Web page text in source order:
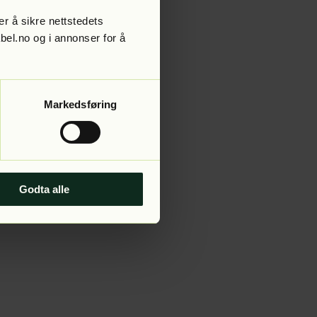
å sikre nettstedets
og i annonser for å
Markedsføring
Godta alle